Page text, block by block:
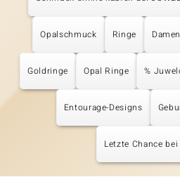
Opalschmuck Ringe
Goldringe Opal Ringe %
Entourage-Designs
Letzte Chance